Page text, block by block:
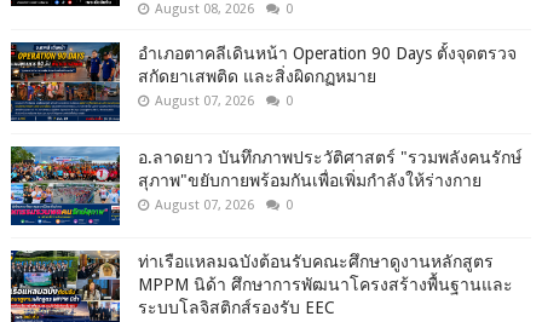
August 08, 2026 0
อำเภอตาคลีเดินหน้า Operation 90 Days ตั้งจุดตรวจ
สกัดยาเสพติด และสิ่งผิดกฏหมาย
August 07, 2026 0
อ.ลาดยาว บันทึกภาพประวัติศาสตร์ "รวมพลังคนรักษ์
สุภาพ"ขยับกายพร้อมกันเพื่อเพิ่มกำลังให้ร่างกาย
August 07, 2026 0
ท่าเรือแหลมฉบังต้อนรับคณะศึกษาดูงานหลักสูตร
MPPM นิด้า ศึกษาการพัฒนาโครงสร้างพื้นฐานและ
ระบบโลจิสติกส์รองรับ EEC